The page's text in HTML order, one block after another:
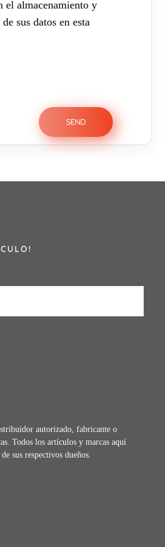
el almacenamiento y
sus datos en esta
autorizado, fabricante o
Todos los artículos y marcas aquí
sus respectivos dueños.